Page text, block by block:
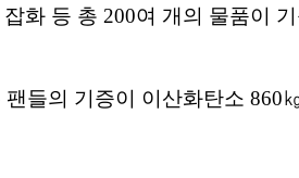
화 등 총 200여 개의 물품이
들의 기증이 이산화탄소 860